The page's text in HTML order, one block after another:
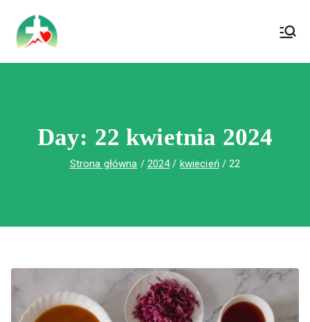
treści
Wojewódzki Szpital Specjalistyczny im.
Św. Rafała w Czerwonej Górze
Day: 22 kwietnia 2024
Strona główna 2024 kwiecień 22